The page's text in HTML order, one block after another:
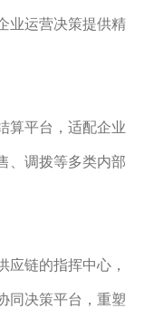
业运营决策提供精
算平台，适配企业
、调拨等多类内部
应链的指挥中心，
同决策平台，重塑